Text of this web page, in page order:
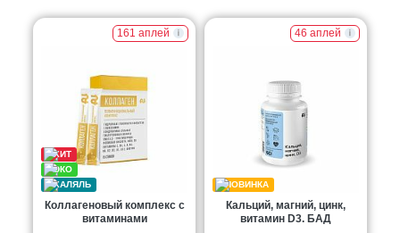
161 аплей
Коллагеновый комплекс с
витаминами
46 аплей
Кальций, магний, цинк,
витамин D3. БАД